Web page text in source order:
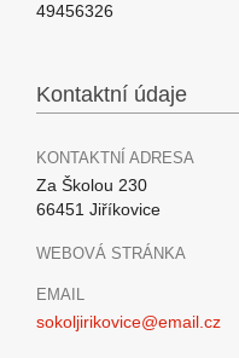
49456326
Kontaktní údaje
KONTAKTNÍ ADRESA
Za Školou 230
66451 Jiříkovice
WEBOVÁ STRÁNKA
EMAIL
sokoljirikovice@email.cz